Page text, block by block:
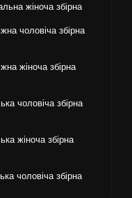
жiноча збірна
чоловіча збірна
жіноча збірна
чоловіча збірна
жіноча збірна
чоловіча збірна